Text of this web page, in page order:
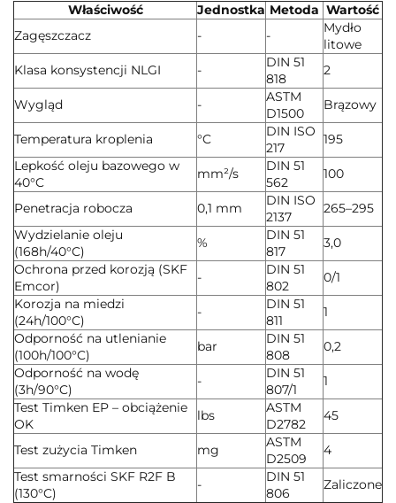
Właściwość Jednostka Metoda Wartość
Zagęszczacz
- -
Mydło
litowe
Klasa konsystencji NLGI
-
DIN 51
818
2
Wygląd -
ASTM
D1500
Brązowy
Temperatura kroplenia °C
DIN ISO
217
195
Lepkość oleju bazowego w
40°C
mm²/s
DIN 51
562
100
Penetracja robocza 0,1 mm
DIN ISO
2137
265–295
Wydzielanie oleju
(168h/40°C)
%
DIN 51
817
3,0
Ochrona przed korozją (SKF
Emcor)
-
DIN 51
802
0/1
Korozja na miedzi
(24h/100°C)
-
DIN 51
811
1
Odporność na utlenianie
(100h/100°C)
bar
DIN 51
808
0,2
Odporność na wodę
(3h/90°C)
-
DIN 51
807/1
1
Test Timken EP – obciążenie
OK
lbs
ASTM
D2782
45
Test zużycia Timken mg
ASTM
D2509
4
Test smarności SKF R2F B
(130°C)
-
DIN 51
806
Zaliczone